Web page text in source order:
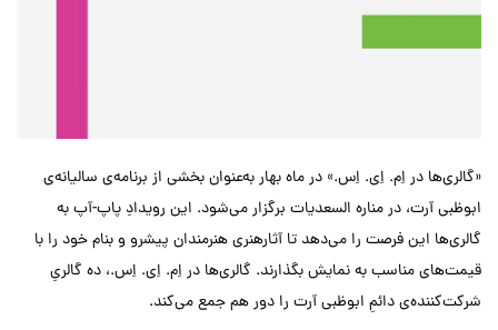
«گالری‌ها در اِم. اِی. اِس.» در ماه بهار به‌عنوان بخشی از برنامه‌ی سالیانه‌ی
ابوظبی آرت، در مناره السعدیات برگزار می‌شود. این رویدادِ پاپ-آپ به
گالری‌ها این فرصت را می‌دهد تا آثارهنری هنرمندان پیشرو و بنام خود را با
قیمت‌های مناسب به نمایش بگذارند. گالری‌ها در اِم. اِی. اِس.، ده گالریِ
شرکت‌کننده‌ی دائمِ ابوظبی آرت را دور هم جمع می‌کند.